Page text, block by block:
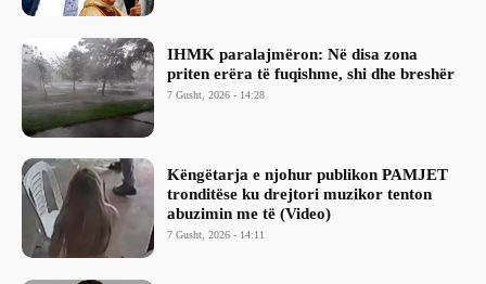
IHMK paralajmëron: Në disa zona
priten erëra të fuqishme, shi dhe breshër
7 Gusht, 2026 - 14:28
Këngëtarja e njohur publikon PAMJET
tronditëse ku drejtori muzikor tenton
abuzimin me të (Video)
7 Gusht, 2026 - 14:11